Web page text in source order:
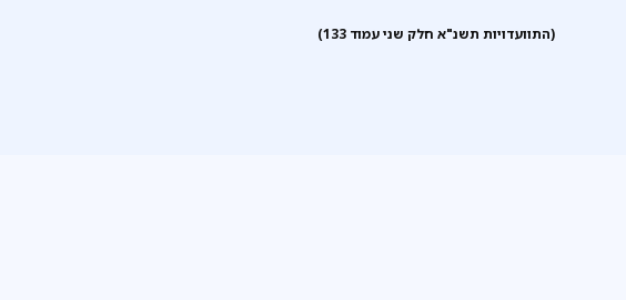
(התוועדויות תשנ"א חלק שני עמוד 133)